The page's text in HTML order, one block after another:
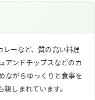
ーなど、質の高い料理
アンドチップスなどのカ
ながらゆっくりと食事を
しまれています。